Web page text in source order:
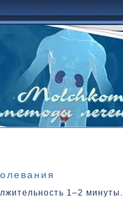
1–2 минуты.